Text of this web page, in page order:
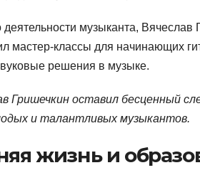
музыканта, Вячеслав
мастер-классы для начинающих
решения в музыке.
Гришечкин оставил бесценный
и талантливых музыкантов.
жизнь и